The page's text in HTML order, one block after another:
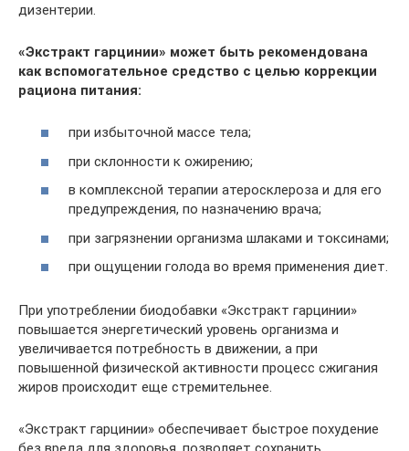
дизентерии.
«Экстракт гарцинии» может быть рекомендована
как вспомогательное средство с целью коррекции
рациона питания:
при избыточной массе тела;
при склонности к ожирению;
в комплексной терапии атеросклероза и для его
предупреждения, по назначению врача;
при загрязнении организма шлаками и токсинами;
при ощущении голода во время применения диет.
При употреблении биодобавки «Экстракт гарцинии»
повышается энергетический уровень организма и
увеличивается потребность в движении, а при
повышенной физической активности процесс сжигания
жиров происходит еще стремительнее.
«Экстракт гарцинии» обеспечивает быстрое похудение